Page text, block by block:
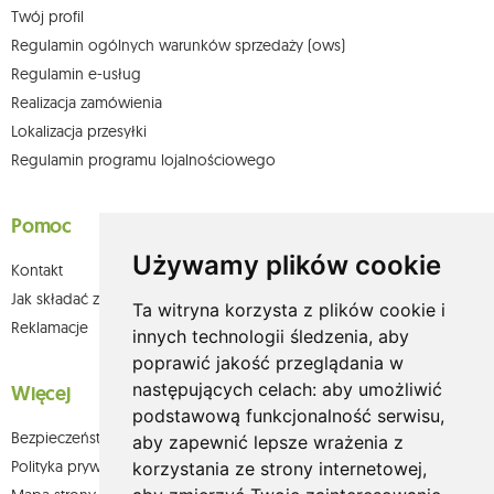
Używamy plików cookie
Ta witryna korzysta z plików cookie i
innych technologii śledzenia, aby
poprawić jakość przeglądania w
następujących celach: aby umożliwić
podstawową funkcjonalność serwisu,
aby zapewnić lepsze wrażenia z
korzystania ze strony internetowej,
Twój profil
Regulamin ogólnych warunków sprzedaży (ows)
Regulamin e-usług
Realizacja zamówienia
Lokalizacja przesyłki
Regulamin programu lojalnościowego
Pomoc
Kontakt
Jak składać zamówienia w sklepie olium.pl?
Reklamacje
Więcej
Bezpieczeństwo płatności
Polityka prywatności